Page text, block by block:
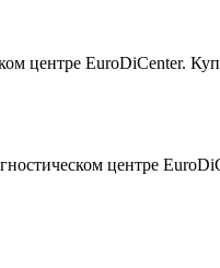
центре EuroDiCenter.
центре